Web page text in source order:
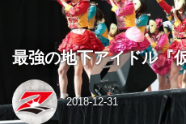
最強の地下アイドル『
2018-12-31